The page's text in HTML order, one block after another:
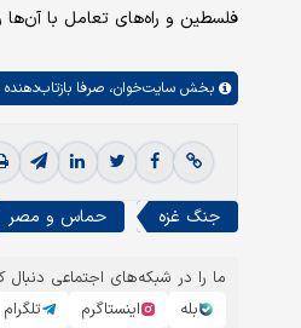
فلسطین و راه‌های تعامل با آن‌ها
بخش سایت‌خوان، صرفا
جنگ غزه حماس و مصر
ما را در شبکه‌های اجتماعی دنبال
بله
اینستاگرم تلگرام